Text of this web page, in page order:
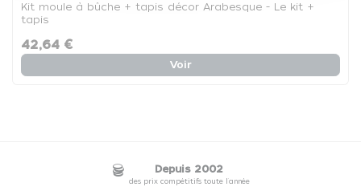
Kit moule à bûche + tapis décor Arabesque - Le kit +
tapis
42,64 €
Voir
Depuis 2002
des prix compétitifs toute l'année